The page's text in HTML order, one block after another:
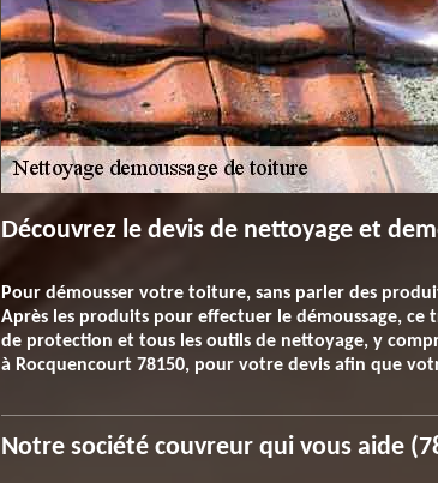
Découvrez le devis de nettoyage et
Pour démousser votre toiture, sans parler des
Après les produits pour effectuer le démoussage, ce
de protection et tous les outils de nettoyage, y
à Rocquencourt 78150, pour votre devis afin que
Notre société couvreur qui vous aide